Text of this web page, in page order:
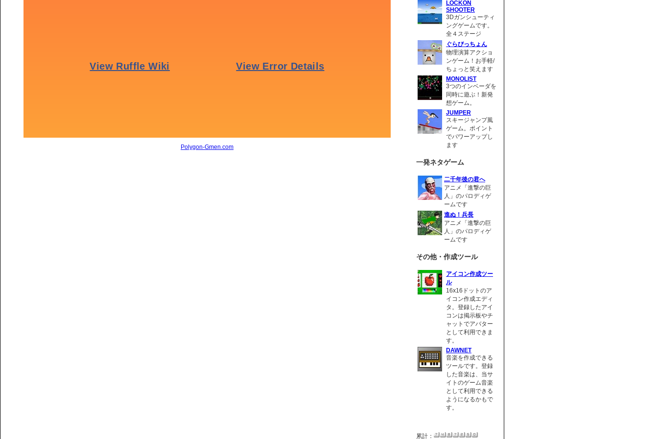
Polygon-Gmen.com
LOCKON
SHOOTER
3Dガンシューティ
ングゲームです。
全４ステージ
ぐらびっちょん
物理演算アクショ
ンゲーム！お手軽/
ちょっと笑えます
MONOLIST
3つのインベーダを
同時に遊ぶ！新発
想ゲーム。
JUMPER
スキージャンプ風
ゲーム。ポイント
でパワーアップし
ます
一発ネタゲーム
二千年後の君へ
アニメ「進撃の巨
人」のパロディゲ
ームです
進ぬ！兵長
アニメ「進撃の巨
人」のパロディゲ
ームです
その他・作成ツール
アイコン作成ツー
ル
16x16ドットのア
イコン作成エディ
タ。登録したアイ
コンは掲示板やチ
ャットでアバター
として利用できま
す。
DAWNET
音楽を作成できる
ツールです。登録
した音楽は、当サ
イトのゲーム音楽
として利用できる
ようになるかもで
す。
累計：